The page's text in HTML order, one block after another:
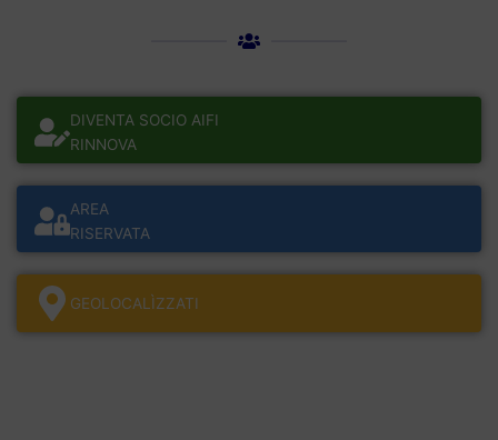
DIVENTA SOCIO AIFI
RINNOVA
AREA
RISERVATA
GEOLOCALÌZZATI